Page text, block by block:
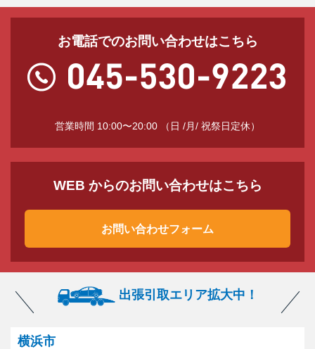
お電話でのお問い合わせはこちら
営業時間 10:00〜20:00 （日 /月/ 祝祭日定休）
WEB からのお問い合わせはこちら
お問い合わせフォーム
出張引取エリア拡大中！
横浜市